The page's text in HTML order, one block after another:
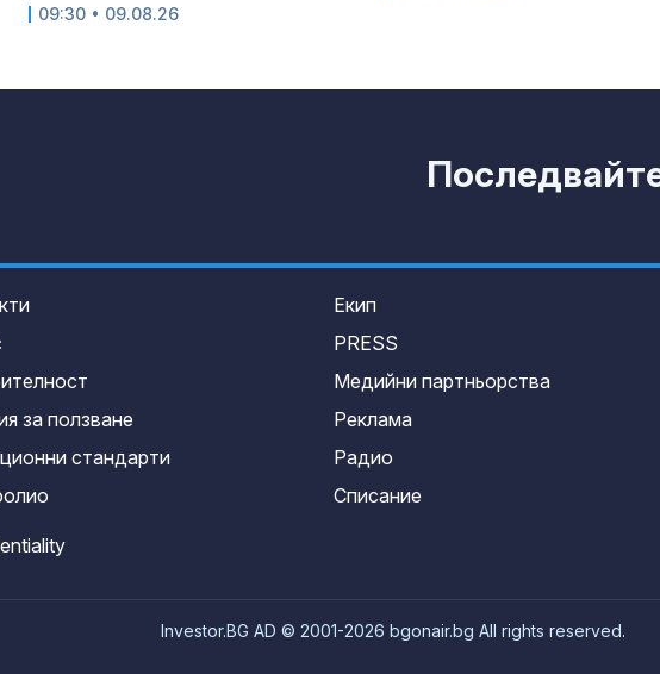
09:30 • 09.08.26
за ползване
стандарти
Екип
PRESS
Медийни партньорства
Реклама
Радио
Списание
Investor.BG AD © 2001-2026 bgonair.bg All rights reserved.